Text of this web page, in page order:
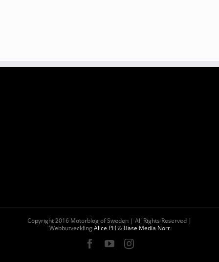
Copyright 2016 Motorblog of Sweden | All Rights Reserved |
WebbutvecklingAlice PH & Base Media Norr
Facebook
YouTubeInstagram